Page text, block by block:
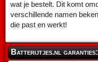
wat je bestelt. Dit komt
verschillende namen
die past en werkt!
Batterijtjes.nl garanties: